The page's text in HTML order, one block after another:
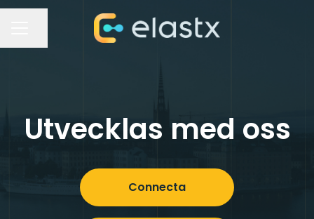
Utvecklas med oss
Connecta